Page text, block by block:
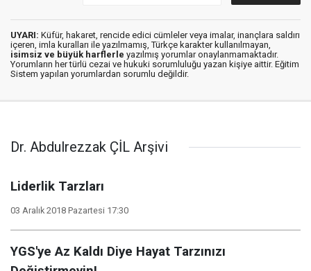
UYARI: Küfür, hakaret, rencide edici cümleler veya imalar, inançlara saldırı
içeren, imla kuralları ile yazılmamış, Türkçe karakter kullanılmayan,
isimsiz ve büyük harflerle yazılmış yorumlar onaylanmamaktadır.
Yorumların her türlü cezai ve hukuki sorumluluğu yazan kişiye aittir. Eğitim
Sistem yapılan yorumlardan sorumlu değildir.
Dr. Abdulrezzak ÇİL Arşivi
Liderlik Tarzları
03 Aralık 2018 Pazartesi 17:30
YGS'ye Az Kaldı Diye Hayat Tarzınızı